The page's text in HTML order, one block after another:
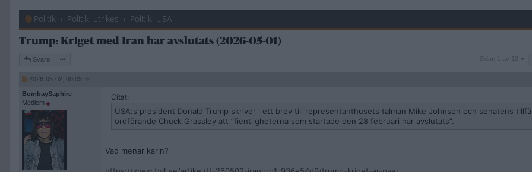
Politik Politik: utrikes Politik: USA
Trump: Kriget med Iran har avslutats (2026-05-01)
Svara
Sidan
Sidan 1 av 12
2026-05-02, 00:05
BombaySaphire
Medlem
Citat:
USA:s president Donald Trump skriver i ett brev till representanthusets talman Mike Johnson och senatens
ordförande Chuck Grassley att ”fientligheterna som startade den 28 februari har avslutats”.
Vad menar karln?